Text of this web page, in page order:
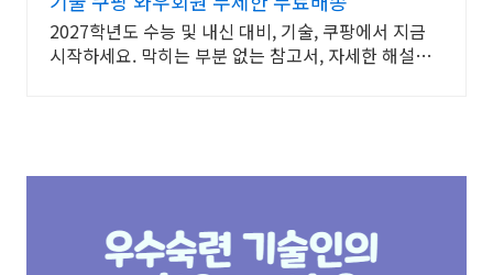
2027학년도 수능 및 내신 대비, 기술, 쿠팡에서 지금
시작하세요. 막히는 부분 없는 참고서, 자세한 해설로